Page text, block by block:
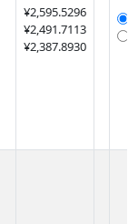
¥2,595.5296
¥2,491.7113
¥2,387.8930